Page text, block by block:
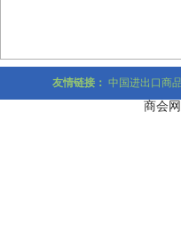
友情链接： 中国进出口商
商会